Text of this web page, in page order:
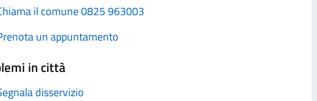
il comune 0825 963003
un appuntamento
in città
disservizio